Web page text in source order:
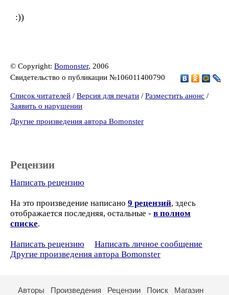
:))
© Copyright: Bomonster, 2006
Свидетельство о публикации №106011400790
Список читателей / Версия для печати / Разместить анонс /
Заявить о нарушении
Другие произведения автора Bomonster
Рецензии
Написать рецензию
На это произведение написано 9 рецензий, здесь
отображается последняя, остальные - в полном
списке.
Написать рецензию
Написать личное сообщение
Другие произведения автора Bomonster
Авторы Произведения Рецензии Поиск Магазин